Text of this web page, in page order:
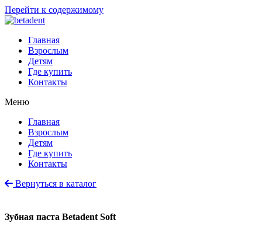
Перейти к содержимому
Главная
Взрослым
Детям
Где купить
Контакты
Меню
Главная
Взрослым
Детям
Где купить
Контакты
Вернуться в каталог
Зубная паста Betadent Soft